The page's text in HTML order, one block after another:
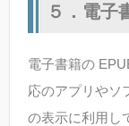
５．電子
電子書籍の
応のアプリやソ
の表示に利用し